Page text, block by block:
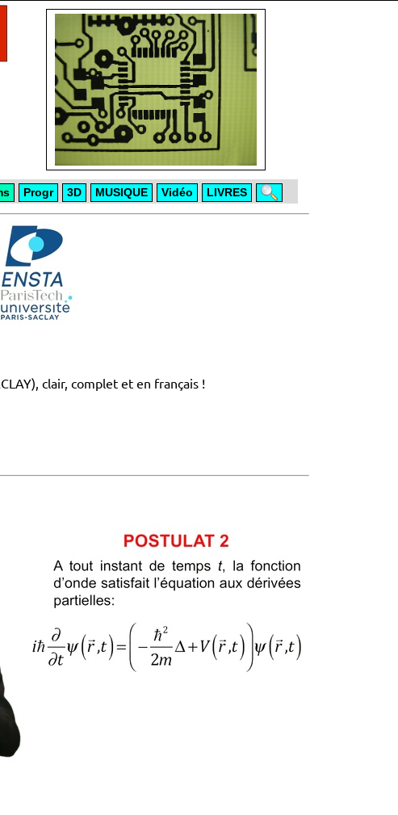
Progr 3D MUSIQUE Vidéo LIVRES
clair, complet et en français !